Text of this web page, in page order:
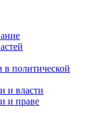
в политической
и власти
и праве